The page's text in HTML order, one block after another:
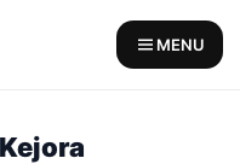
MENU